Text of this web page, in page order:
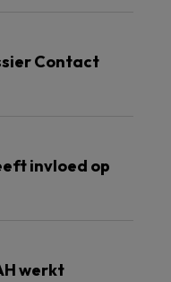
Contact
invloed op
werkt